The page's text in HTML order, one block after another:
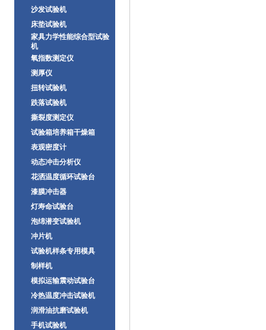
沙发试验机
床垫试验机
家具力学性能综合型试验
机
氧指数测定仪
测厚仪
扭转试验机
跌落试验机
撕裂度测定仪
试验箱培养箱干燥箱
表观密度计
动态冲击分析仪
花洒温度循环试验台
漆膜冲击器
灯寿命试验台
泡绵潜变试验机
冲片机
试验机样条专用模具
制样机
模拟运输震动试验台
冷热温度冲击试验机
润滑油抗磨试验机
手机试验机